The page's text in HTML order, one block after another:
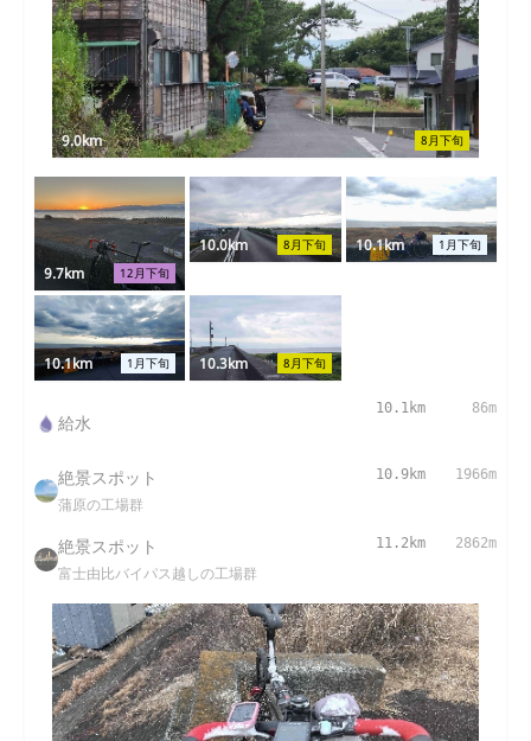
8月下旬
9.0km
12月下旬
9.7km
8月下旬
10.0km 1月下旬
10.1km
1月下旬
10.1km 8月下旬
10.3km
給水
10.1km 86m
絶景スポット
蒲原の工場群
10.9km 1966m
絶景スポット
富士由比バイパス越しの工場群
11.2km 2862m